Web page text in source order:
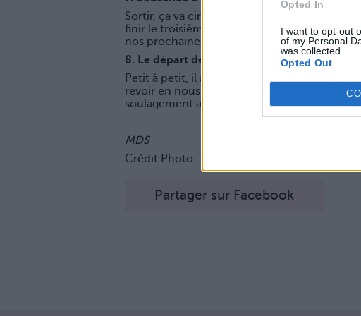
Opted In
I want to opt-out
of my Personal
was collected.
Opted Out
Sortir, ça va cinq minutes pour nous, surtout
finir le troisième tome de cette saga
nos prochaines vacances en Italie. Et en
8. Le départ de Zozo
Petit à petit, il a déménagé ses affaires
revoir en nous laissant beaucoup de
soulagement au creux de l'estomac…
MDS
Crédit Photo :
Partager sur Facebook